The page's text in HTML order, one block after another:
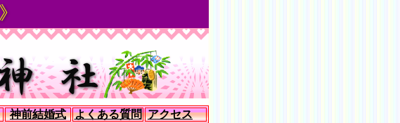
神前結婚式 よくある質問 アクセス